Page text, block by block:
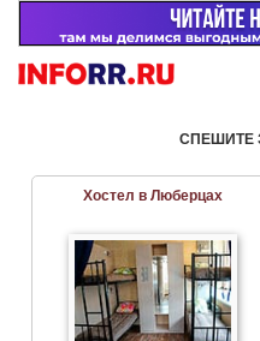
СПЕШИТЕ
Хостел в Люберцах